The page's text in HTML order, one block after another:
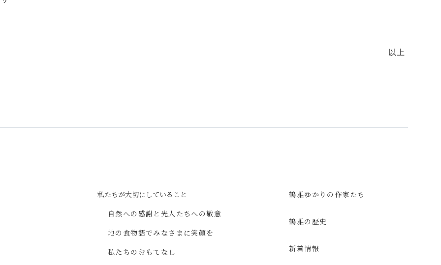
以上
私たちが大切にしていること
自然への感謝と 先人たちへの敬意
地の食物語でみなさまに笑顔を
私たちのおもてなし
鶴雅ゆかりの作家たち
鶴雅の歴史
新着情報